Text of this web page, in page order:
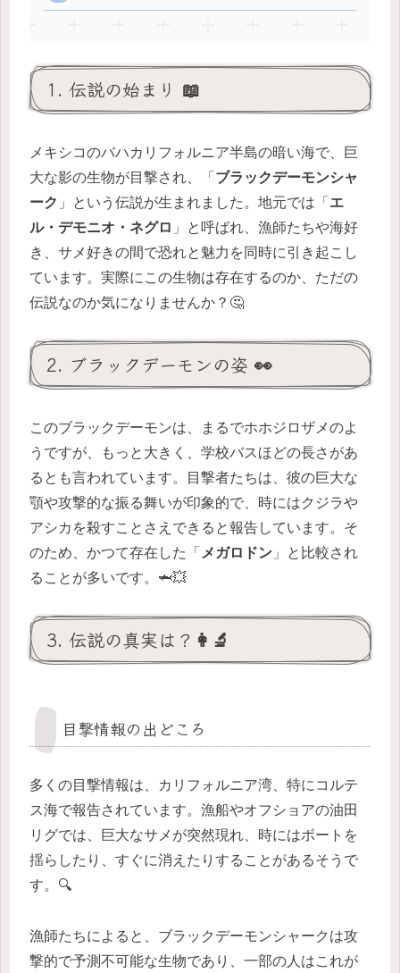
1. 伝説の始まり 📖
メキシコのバハカリフォルニア半島の暗い海で、巨
大な影の生物が目撃され、「 ブラックデーモンシャ
ーク 」という伝説が生まれました。地元では「 エ
ル・デモニオ・ネグロ 」と呼ばれ、漁師たちや海好
き、サメ好きの間で恐れと魅力を同時に引き起こし
ています。実際にこの生物は存在するのか、ただの
伝説なのか気になりませんか？🤔
2. ブラックデーモンの姿 👀
このブラックデーモンは、まるでホホジロザメのよ
うですが、もっと大きく、学校バスほどの長さがあ
るとも言われています。目撃者たちは、彼の巨大な
顎や攻撃的な振る舞いが印象的で、時にはクジラや
アシカを殺すことさえできると報告しています。そ
のため、かつて存在した「 メガロドン 」と比較され
ることが多いです。🦈💥
3. 伝説の真実は？👩‍🔬
目撃情報の出どころ
多くの目撃情報は、カリフォルニア湾、特にコルテ
ス海で報告されています。漁船やオフショアの油田
リグでは、巨大なサメが突然現れ、時にはボートを
揺らしたり、すぐに消えたりすることがあるそうで
す。🔍
漁師たちによると、ブラックデーモンシャークは攻
撃的で予測不可能な生物であり、一部の人はこれが